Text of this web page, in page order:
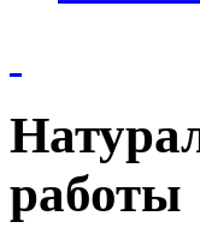
работы